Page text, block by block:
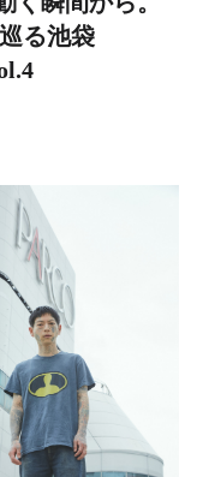
る池袋